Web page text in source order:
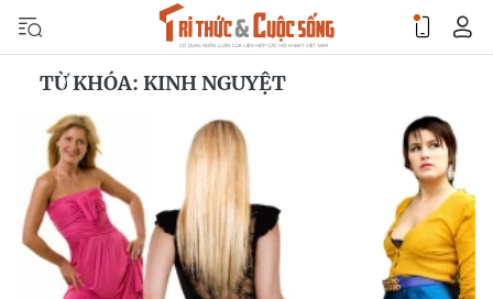
TỪ KHÓA: KINH NGUYỆT